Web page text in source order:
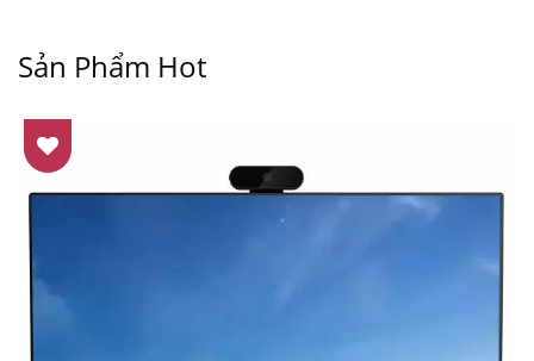
Sản Phẩm Hot